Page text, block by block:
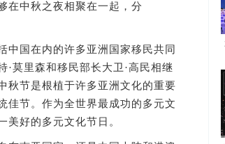
在中秋之夜相聚在一起，分
国在内的许多亚洲国家移民共同
·莫里森和移民部长大卫·高民相继
秋节是根植于许多亚洲文化的重要
佳节。作为全世界最成功的多元文
美好的多元文化节日。